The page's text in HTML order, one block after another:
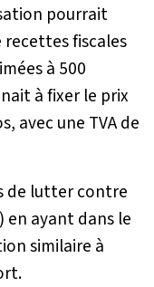
pourrait
recettes fiscales
à 500
à fixer le prix
avec une TVA de
de lutter contre
en ayant dans le
similaire à